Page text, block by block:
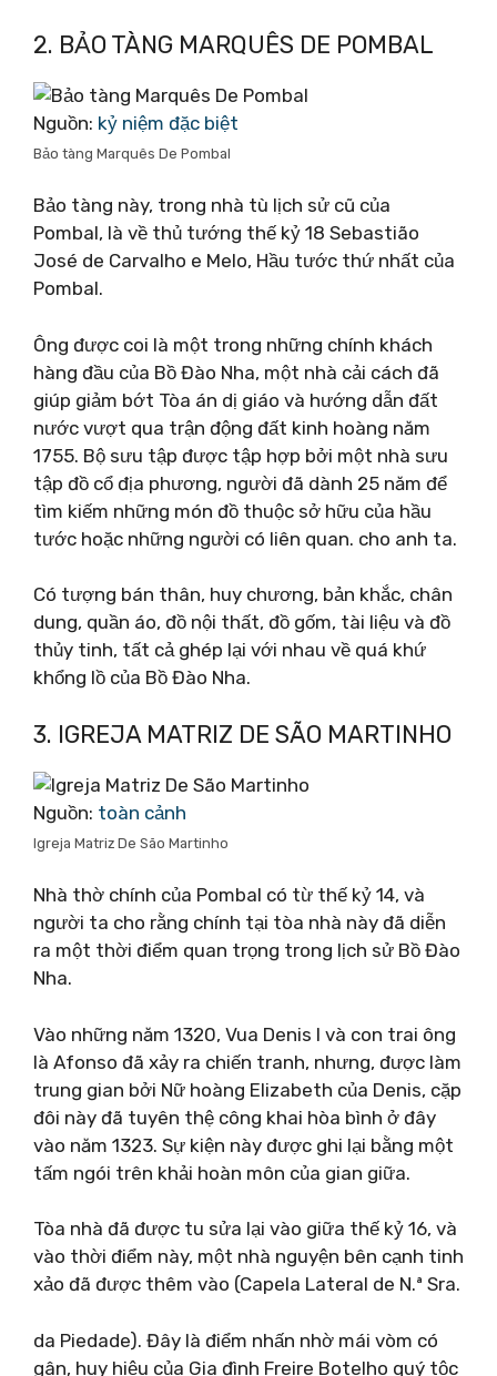
2. BẢO TÀNG MARQUÊS DE POMBAL
Nguồn: kỷ niệm đặc biệt
Bảo tàng Marquês De Pombal
Bảo tàng này, trong nhà tù lịch sử cũ của
Pombal, là về thủ tướng thế kỷ 18 Sebastião
José de Carvalho e Melo, Hầu tước thứ nhất của
Pombal.
Ông được coi là một trong những chính khách
hàng đầu của Bồ Đào Nha, một nhà cải cách đã
giúp giảm bớt Tòa án dị giáo và hướng dẫn đất
nước vượt qua trận động đất kinh hoàng năm
1755. Bộ sưu tập được tập hợp bởi một nhà sưu
tập đồ cổ địa phương, người đã dành 25 năm để
tìm kiếm những món đồ thuộc sở hữu của hầu
tước hoặc những người có liên quan. cho anh ta.
Có tượng bán thân, huy chương, bản khắc, chân
dung, quần áo, đồ nội thất, đồ gốm, tài liệu và đồ
thủy tinh, tất cả ghép lại với nhau về quá khứ
khổng lồ của Bồ Đào Nha.
3. IGREJA MATRIZ DE SÃO MARTINHO
Nguồn: toàn cảnh
Igreja Matriz De São Martinho
Nhà thờ chính của Pombal có từ thế kỷ 14, và
người ta cho rằng chính tại tòa nhà này đã diễn
ra một thời điểm quan trọng trong lịch sử Bồ Đào
Nha.
Vào những năm 1320, Vua Denis I và con trai ông
là Afonso đã xảy ra chiến tranh, nhưng, được làm
trung gian bởi Nữ hoàng Elizabeth của Denis, cặp
đôi này đã tuyên thệ công khai hòa bình ở đây
vào năm 1323. Sự kiện này được ghi lại bằng một
tấm ngói trên khải hoàn môn của gian giữa.
Tòa nhà đã được tu sửa lại vào giữa thế kỷ 16, và
vào thời điểm này, một nhà nguyện bên cạnh tinh
xảo đã được thêm vào (Capela Lateral de N.ª Sra.
da Piedade). Đây là điểm nhấn nhờ mái vòm có
gân, huy hiệu của Gia đình Freire Botelho quý tộc